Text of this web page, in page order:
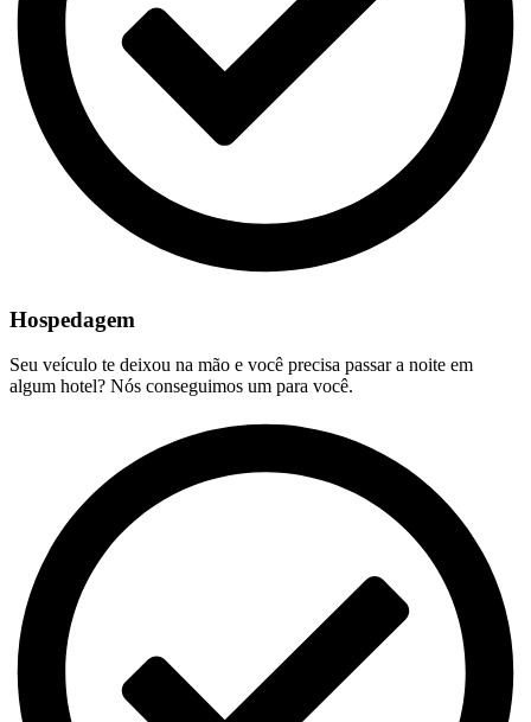
Hospedagem
Seu veículo te deixou na mão e você precisa passar a noite em
algum hotel? Nós conseguimos um para você.